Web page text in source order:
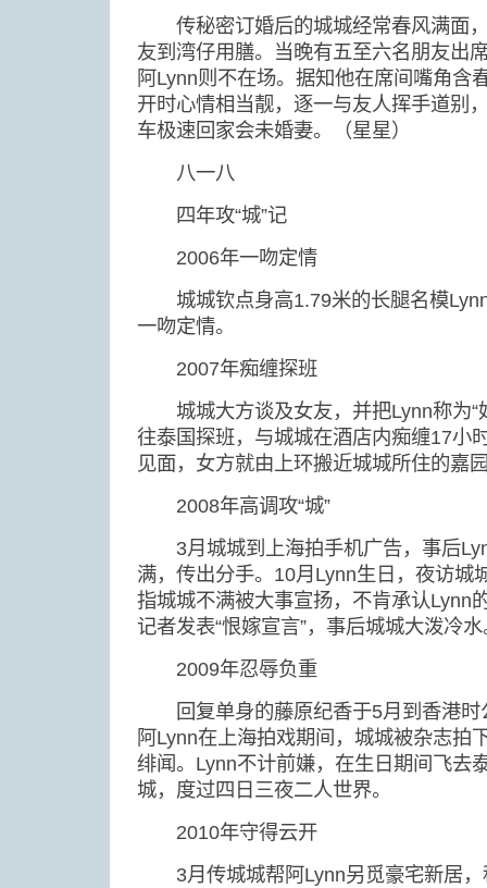
传秘密订婚后的城城经常春风满面
友到湾仔用膳。当晚有五至六名朋友出
阿Lynn则不在场。据知他在席间嘴角含
开时心情相当靓，逐一与友人挥手道别
车极速回家会未婚妻。（星星）
八一八
四年攻“城”记
2006年一吻定情
城城钦点身高1.79米的长腿名模
一吻定情。
2007年痴缠探班
城城大方谈及女友，并把Lynn称为“
往泰国探班，与城城在酒店内痴缠17小
见面，女方就由上环搬近城城所住的嘉
2008年高调攻“城”
3月城城到上海拍手机广告，事后
满，传出分手。10月Lynn生日，夜访城
指城城不满被大事宣扬，不肯承认Lynn
记者发表“恨嫁宣言”，事后城城大泼冷
2009年忍辱负重
回复单身的藤原纪香于5月到香港时
阿Lynn在上海拍戏期间，城城被杂志拍
绯闻。Lynn不计前嫌，在生日期间飞去
城，度过四日三夜二人世界。
2010年守得云开
3月传城城帮阿Lynn另觅豪宅新居，